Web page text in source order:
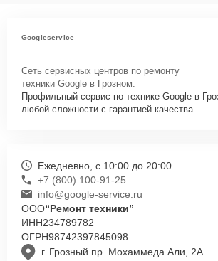
Googleservice
Сеть сервисных центров по ремонту
техники Google в Грозном.
Профильный сервис по технике Google в
любой сложности с гарантией качества.
г. Грозный пр. Мохаммеда Али, 2А
Ежедневно, с 10:00 до 20:00
+7 (800) 100-91-25
info@google-service.ru
ООО“Ремонт техники”
ИНН234789782
ОГРН98742397845098